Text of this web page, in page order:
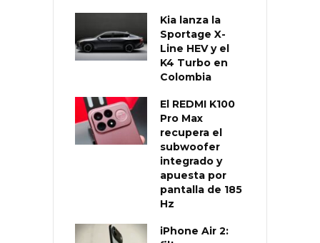
Kia lanza la
Sportage X-
Line HEV y el
K4 Turbo en
Colombia
El REDMI K100
Pro Max
recupera el
subwoofer
integrado y
apuesta por
pantalla de 185
Hz
iPhone Air 2: